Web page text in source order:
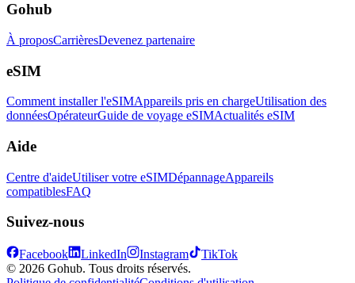
Gohub
À proposCarrièresDevenez partenaire
eSIM
Comment installer l'eSIMAppareils pris en chargeUtilisation des
donnéesOpérateurGuide de voyage eSIMActualités eSIM
Aide
Centre d'aideUtiliser votre eSIMDépannageAppareils
compatiblesFAQ
Suivez-nous
Facebook LinkedIn Instagram
TikTok
© 2026 Gohub. Tous droits réservés.